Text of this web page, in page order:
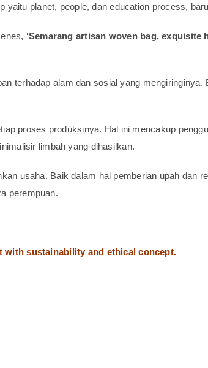
planet, people, dan education process,
‘Semarang artisan woven bag,
terhadap alam dan sosial yang
proses produksinya. Hal ini mencakup
limbah yang dihasilkan.
usaha. Baik dalam hal pemberian upah dan
perempuan.
with sustainability and ethical concept.